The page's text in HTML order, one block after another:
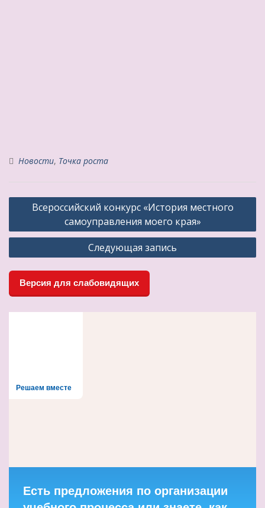
Новости, Точка роста
Навигация
записям
Всероссийский конкурс «История местного
самоуправления моего края»
Следующая запись
Версия для слабовидящих
Решаем вместе
Есть предложения по организации